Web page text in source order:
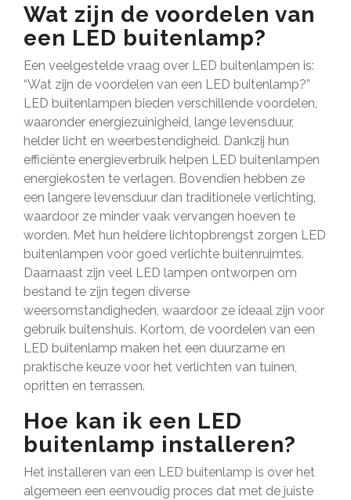
Wat zijn de voordelen van
een LED buitenlamp?
Een veelgestelde vraag over LED buitenlampen is:
“Wat zijn de voordelen van een LED buitenlamp?”
LED buitenlampen bieden verschillende voordelen,
waaronder energiezuinigheid, lange levensduur,
helder licht en weerbestendigheid. Dankzij hun
efficiënte energieverbruik helpen LED buitenlampen
energiekosten te verlagen. Bovendien hebben ze
een langere levensduur dan traditionele verlichting,
waardoor ze minder vaak vervangen hoeven te
worden. Met hun heldere lichtopbrengst zorgen LED
buitenlampen voor goed verlichte buitenruimtes.
Daarnaast zijn veel LED lampen ontworpen om
bestand te zijn tegen diverse
weersomstandigheden, waardoor ze ideaal zijn voor
gebruik buitenshuis. Kortom, de voordelen van een
LED buitenlamp maken het een duurzame en
praktische keuze voor het verlichten van tuinen,
opritten en terrassen.
Hoe kan ik een LED
buitenlamp installeren?
Het installeren van een LED buitenlamp is over het
algemeen een eenvoudig proces dat met de juiste